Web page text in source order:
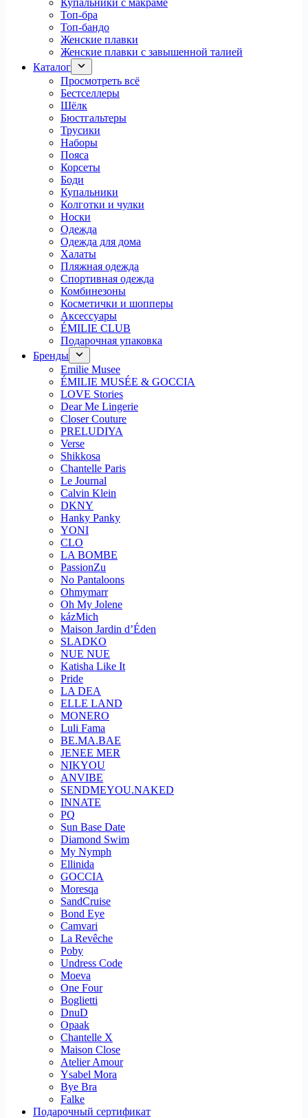
Купальники с макраме
Топ-бра
Топ-бандо
Женские плавки
Женские плавки с завышенной талией
Каталог
Просмотреть всё
Бестселлеры
Шёлк
Бюстгальтеры
Трусики
Наборы
Пояса
Корсеты
Боди
Купальники
Колготки и чулки
Носки
Одежда
Одежда для дома
Халаты
Пляжная одежда
Спортивная одежда
Комбинезоны
Косметички и шопперы
Аксессуары
ÉMILIE CLUB
Подарочная упаковка
Бренды
Emilie Musee
ÉMILIE MUSÉE & GOCCIA
LOVE Stories
Dear Me Lingerie
Closer Couture
PRELUDIYA
Verse
Shikkosa
Chantelle Paris
Le Journal
Calvin Klein
DKNY
Hanky Panky
YONI
CLO
LA BOMBE
PassionZu
No Pantaloons
Ohmymarr
Oh My Jolene
kázMich
Maison Jardin d’Éden
SLADKO
NUE NUE
Katisha Like It
Pride
LA DEA
ELLE LAND
MONERO
Luli Fama
BE.MA.BAE
JENEE MER
NIKYOU
ANVIBE
SENDMEYOU.NAKED
INNATE
PQ
Sun Base Date
Diamond Swim
My Nymph
Ellinida
GOCCIA
Moresqa
SandCruise
Bond Eye
Camvari
La Revêche
Poby
Undress Code
Moeva
One Four
Boglietti
DnuD
Opaak
Chantelle X
Maison Close
Atelier Amour
Ysabel Mora
Bye Bra
Falke
Подарочный сертификат